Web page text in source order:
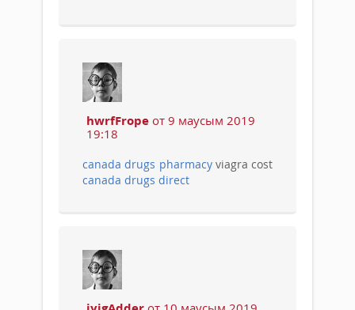
hwrfFrope от 9 маусым 2019
19:18
canada drugs pharmacyviagra cost
canada drugs direct